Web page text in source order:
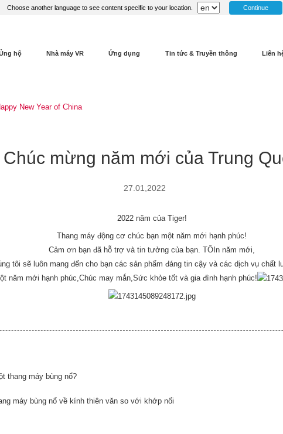
Choose another language to see content specific to your location. Continue
hộ Nhà máy VR Ứng dụng Tin tức & Truyền thông Liên
New Year of China
Chúc mừng năm mới của Trung
27.01,2022
2022 năm của Tiger!
Thang máy động cơ chúc bạn một năm mới hạnh phúc!
Cảm ơn bạn đã hỗ trợ và tin tưởng của bạn. TÔI n năm mới,
tôi sẽ luôn mang đến cho bạn các sản phẩm đáng tin cậy và các dịch vụ chất
năm mới hạnh phúc,Chúc may mắn,Sức khỏe tốt và gia đình hạnh phúc!
thang máy bùng nổ?
máy bùng nổ về kính thiên văn so với khớp nối